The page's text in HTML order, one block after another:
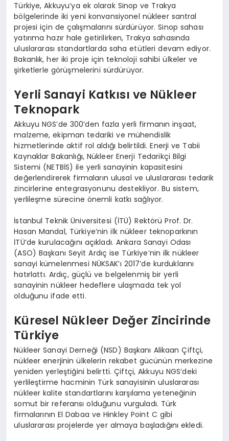
Türkiye, Akkuyu’ya ek olarak Sinop ve Trakya
bölgelerinde iki yeni konvansiyonel nükleer santral
projesi için de çalışmalarını sürdürüyor. Sinop sahası
yatırıma hazır hale getirilirken, Trakya sahasında
uluslararası standartlarda saha etütleri devam ediyor.
Bakanlık, her iki proje için teknoloji sahibi ülkeler ve
şirketlerle görüşmelerini sürdürüyor.
Yerli Sanayi Katkısı ve Nükleer
Teknopark
Akkuyu NGS’de 300’den fazla yerli firmanın inşaat,
malzeme, ekipman tedariki ve mühendislik
hizmetlerinde aktif rol aldığı belirtildi. Enerji ve Tabii
Kaynaklar Bakanlığı, Nükleer Enerji Tedarikçi Bilgi
Sistemi (NETBİS) ile yerli sanayinin kapasitesini
değerlendirerek firmaların ulusal ve uluslararası tedarik
zincirlerine entegrasyonunu destekliyor. Bu sistem,
yerlileşme sürecine önemli katkı sağlıyor.
İstanbul Teknik Üniversitesi (İTÜ) Rektörü Prof. Dr.
Hasan Mandal, Türkiye’nin ilk nükleer teknoparkının
İTÜ’de kurulacağını açıkladı. Ankara Sanayi Odası
(ASO) Başkanı Seyit Ardıç ise Türkiye’nin ilk nükleer
sanayi kümelenmesi NÜKSAK’ı 2017’de kurduklarını
hatırlattı. Ardıç, güçlü ve belgelenmiş bir yerli
sanayinin nükleer hedeflere ulaşmada tek yol
olduğunu ifade etti.
Küresel Nükleer Değer Zincirinde
Türkiye
Nükleer Sanayi Derneği (NSD) Başkanı Alikaan Çiftçi,
nükleer enerjinin ülkelerin rekabet gücünün merkezine
yeniden yerleştiğini belirtti. Çiftçi, Akkuyu NGS’deki
yerlileştirme hacminin Türk sanayisinin uluslararası
nükleer kalite standartlarını karşılama yeteneğinin
somut bir referansı olduğunu vurguladı. Türk
firmalarının El Dabaa ve Hinkley Point C gibi
uluslararası projelerde yer almaya başladığını ekledi.